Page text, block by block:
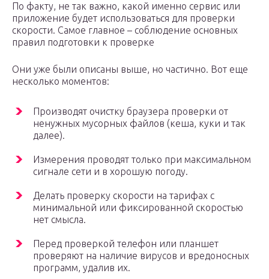
По факту, не так важно, какой именно сервис или
приложение будет использоваться для проверки
скорости. Самое главное – соблюдение основных
правил подготовки к проверке
Они уже были описаны выше, но частично. Вот еще
несколько моментов:
Производят очистку браузера проверки от
ненужных мусорных файлов (кеша, куки и так
далее).
Измерения проводят только при максимальном
сигнале сети и в хорошую погоду.
Делать проверку скорости на тарифах с
минимальной или фиксированной скоростью
нет смысла.
Перед проверкой телефон или планшет
проверяют на наличие вирусов и вредоносных
программ, удалив их.